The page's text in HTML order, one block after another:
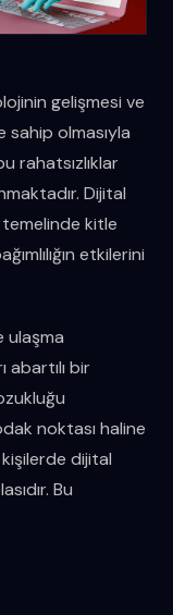
gelişmesi ve
sahip olmasıyla
rahatsızlıklar
Dijital
kitle
etkilerini
ulaşma
abartılı bir
noktası haline
dijital
Bu